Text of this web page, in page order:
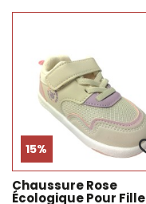
15%
Chaussure Rose
Écologique Pour Fille